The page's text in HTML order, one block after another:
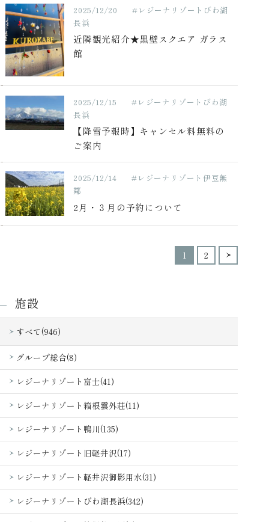
2025/12/20
#レジーナリゾートびわ湖
長浜
近隣観光紹介★黒壁スクエア ガラス
館
2025/12/15
#レジーナリゾートびわ湖
長浜
【降雪予報時】キャンセル料無料の
ご案内
2025/12/14
#レジーナリゾート伊豆無
鄰
2月・３月の予約について
1 2
施設
すべて(946)
グループ総合(8)
レジーナリゾート富士(41)
レジーナリゾート箱根雲外荘(11)
レジーナリゾート鴨川(135)
レジーナリゾート旧軽井沢(17)
レジーナリゾート軽井沢御影用水(31)
レジーナリゾートびわ湖長浜(342)